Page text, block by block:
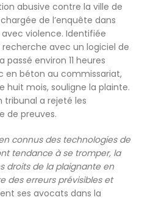
abusive contre la ville de
de l’enquête dans
violence. Identifiée
avec un logiciel de
environ 11 heures
en béton au commissariat,
huit mois, souligne la plainte.
tribunal a rejeté les
de preuves.
connus des technologies de
tendance à se tromper, la
droits de la plaignante en
des erreurs prévisibles et
ses avocats dans la